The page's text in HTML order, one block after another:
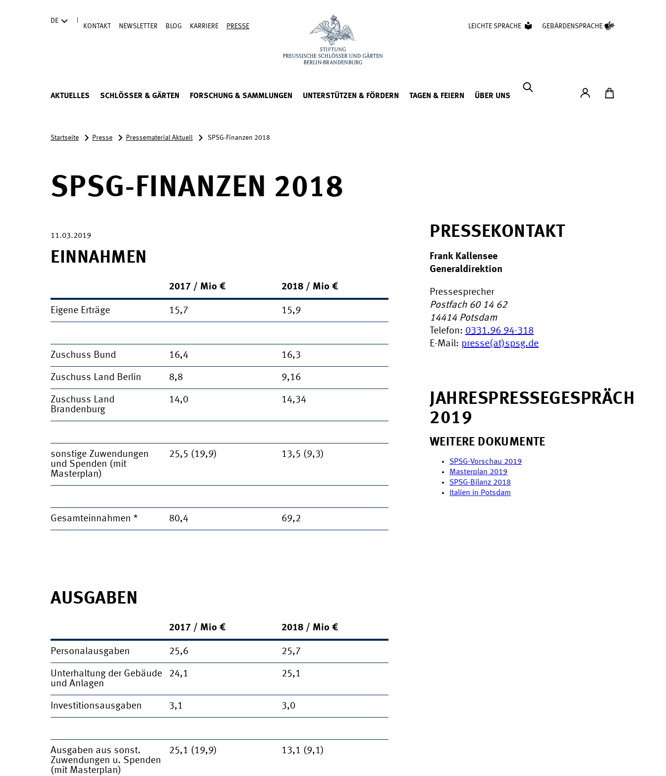
DE
KONTAKT NEWSLETTER BLOG KARRIERE PRESSE LEICHTE SPRACHE GEBÄRDENSPRACHE
AKTUELLES SCHLÖSSER & GÄRTEN FORSCHUNG & SAMMLUNGEN UNTERSTÜTZEN & FÖRDERN TAGEN & FEIERN ÜBER UNS
Konto Zum Ticketshop
Startseite Presse Pressematerial Aktuell SPSG-Finanzen 2018
SPSG-FINANZEN 2018
11.03.2019
EINNAHMEN
2017 / Mio € 2018 / Mio €
Eigene Erträge 15,7 15,9
Zuschuss Bund 16,4 16,3
Zuschuss Land Berlin 8,8 9,16
Zuschuss Land
Brandenburg
14,0 14,34
sonstige Zuwendungen
und Spenden (mit
Masterplan)
25,5 (19,9) 13,5 (9,3)
Gesamteinnahmen * 80,4 69,2
AUSGABEN
2017 / Mio € 2018 / Mio €
Personalausgaben 25,6 25,7
Unterhaltung der Gebäude
und Anlagen
24,1 25,1
Investitionsausgaben 3,1 3,0
Ausgaben aus sonst.
Zuwendungen u. Spenden
(mit Masterplan)
25,1 (19,9) 13,1 (9,1)
PRESSEKONTAKT
Frank Kallensee
Generaldirektion
Pressesprecher
Postfach 60 14 62
14414 Potsdam
Telefon: 0331.96 94-318
E-Mail: presse(at)spsg.de
JAHRESPRESSEGESPRÄCH
2019
WEITERE DOKUMENTE
SPSG-Vorschau 2019
Masterplan 2019
SPSG-Bilanz 2018
Italien in Potsdam